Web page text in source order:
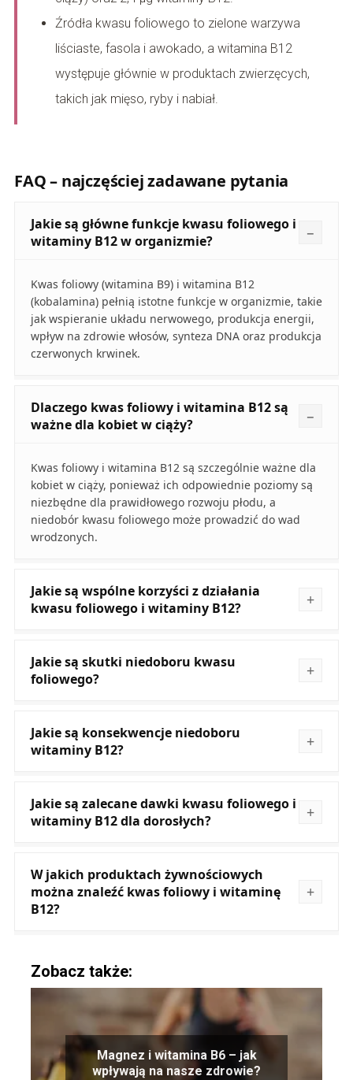
Źródła kwasu foliowego to zielone warzywa
liściaste, fasola i awokado, a witamina B12
występuje głównie w produktach zwierzęcych,
takich jak mięso, ryby i nabiał.
FAQ – najczęściej zadawane pytania
Jakie są główne funkcje kwasu foliowego i
witaminy B12 w organizmie?
Kwas foliowy (witamina B9) i witamina B12
(kobalamina) pełnią istotne funkcje w organizmie, takie
jak wspieranie układu nerwowego, produkcja energii,
wpływ na zdrowie włosów, synteza DNA oraz produkcja
czerwonych krwinek.
Dlaczego kwas foliowy i witamina B12 są
ważne dla kobiet w ciąży?
Kwas foliowy i witamina B12 są szczególnie ważne dla
kobiet w ciąży, ponieważ ich odpowiednie poziomy są
niezbędne dla prawidłowego rozwoju płodu, a
niedobór kwasu foliowego może prowadzić do wad
wrodzonych.
Jakie są wspólne korzyści z działania
kwasu foliowego i witaminy B12?
Jakie są skutki niedoboru kwasu
foliowego?
Jakie są konsekwencje niedoboru
witaminy B12?
Jakie są zalecane dawki kwasu foliowego i
witaminy B12 dla dorosłych?
W jakich produktach żywnościowych
można znaleźć kwas foliowy i witaminę
B12?
Zobacz także:
Magnez i witamina B6 – jak
wpływają na nasze zdrowie?